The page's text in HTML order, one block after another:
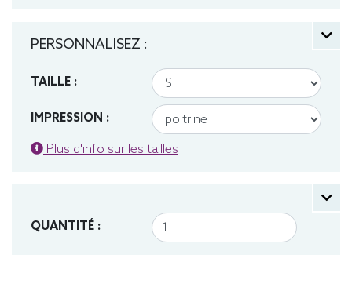
PERSONNALISEZ :
TAILLE :
IMPRESSION :
Plus d'info sur les tailles
QUANTITÉ :